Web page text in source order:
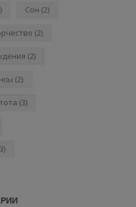
Сон (2)
(2)
(2)
(2)
(3)